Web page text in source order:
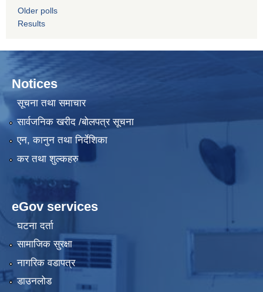
Older polls
Results
Notices
सूचना तथा समाचार
सार्वजनिक खरीद /बोलपत्र सूचना
एन, कानुन तथा निर्देशिका
कर तथा शुल्कहरु
eGov services
घटना दर्ता
सामाजिक सुरक्षा
नागरिक वडापत्र
डाउनलोड